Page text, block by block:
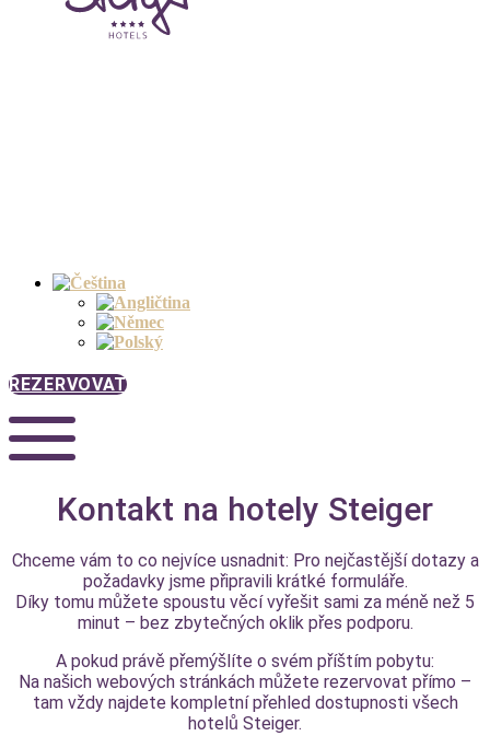
REZERVOVAT
Kontakt na hotely Steiger
Chceme vám to co nejvíce usnadnit: Pro nejčastější dotazy a
požadavky jsme připravili krátké formuláře.
Díky tomu můžete spoustu věcí vyřešit sami za méně než 5
minut – bez zbytečných oklik přes podporu.
A pokud právě přemýšlíte o svém příštím pobytu:
Na našich webových stránkách můžete rezervovat přímo –
tam vždy najdete kompletní přehled dostupnosti všech
hotelů Steiger.